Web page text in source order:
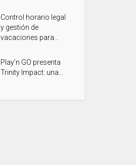
Control horario legal
y gestión de
vacaciones para...
Play’n GO presenta
Trinity Impact: una...